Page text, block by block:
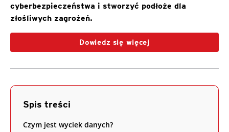
cyberbezpieczeństwa i stworzyć podłoże dla
złośliwych zagrożeń.
Dowiedz się więcej
Spis treści
Czym jest wyciek danych?